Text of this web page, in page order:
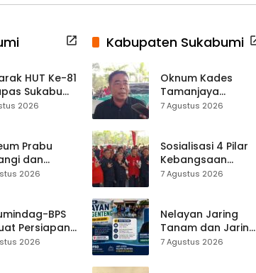
HUT Ke-81
Sukabumi
Gelar Pekan
2026
Prabu
dan
Keramik
500 Koleksi
2026
BPS
Persiapan
Ekonomi,
2026
Kabupaten Sukabumi
Oknum Kades
Tamanjaya
Terjerat Kasus
Seleksi Calon
Kades Diperketat
7 Agustus 2026
Sosialisasi 4 Pilar
Kebangsaan
Digelar di
Tekankan
Pentingnya
Persatuan
7 Agustus 2026
Nelayan Jaring
Tanam dan Jaring
Obor
7 Agustus 2026